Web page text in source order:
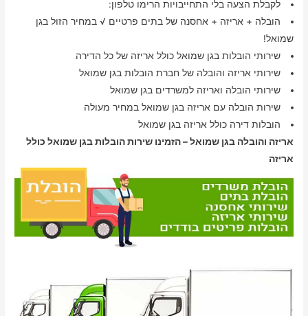
לקבלת הצעה בלי התחייבויות הרימו טלפון:
הובלה + אריזה + אחסנה של בתים פרטיים √ במחיר הזול בגן
שמואל!
שירותי הובלות בגן שמואל כולל אריזה של כל הדירה
שירותי אריזה והובלה של חברת הובלות בגן שמואל
שירותי הובלה ואריזה למשרדים בגן שמואל
שירות הובלה עם אריזה בגן שמואל במחיר מעולה
הובלות דירה כולל אריזה בגן שמואל
אריזה והובלה בגן שמואל – הזמינו שירות הובלות בגן שמואל כולל
אריזה